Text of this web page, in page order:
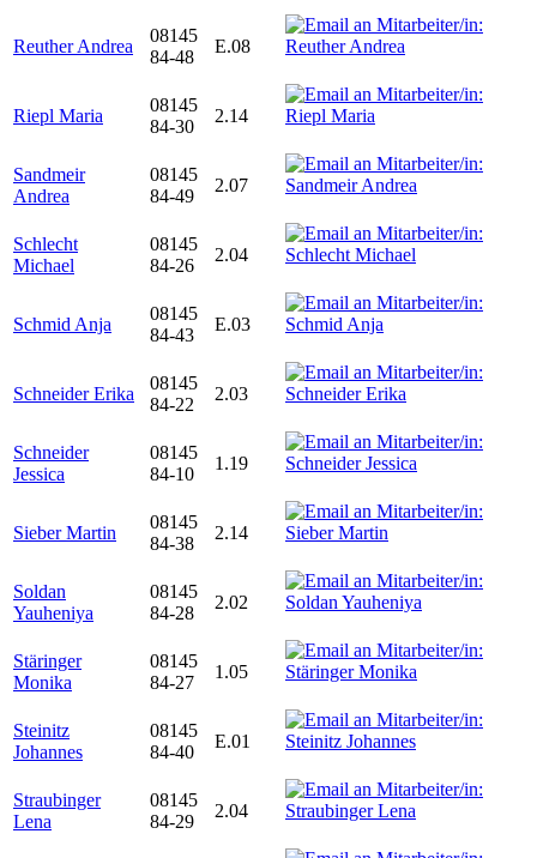
Reuther Andrea
08145
84-48
E.08
Riepl Maria
08145
84-30
2.14
Sandmeir
Andrea
08145
84-49
2.07
Schlecht
Michael
08145
84-26
2.04
Schmid Anja
08145
84-43
E.03
Schneider Erika
08145
84-22
2.03
Schneider
Jessica
08145
84-10
1.19
Sieber Martin
08145
84-38
2.14
Soldan
Yauheniya
08145
84-28
2.02
Stäringer
Monika
08145
84-27
1.05
Steinitz
Johannes
08145
84-40
E.01
Straubinger
Lena
08145
84-29
2.04